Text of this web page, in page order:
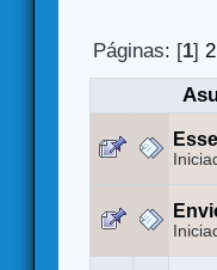
Páginas: [1]2